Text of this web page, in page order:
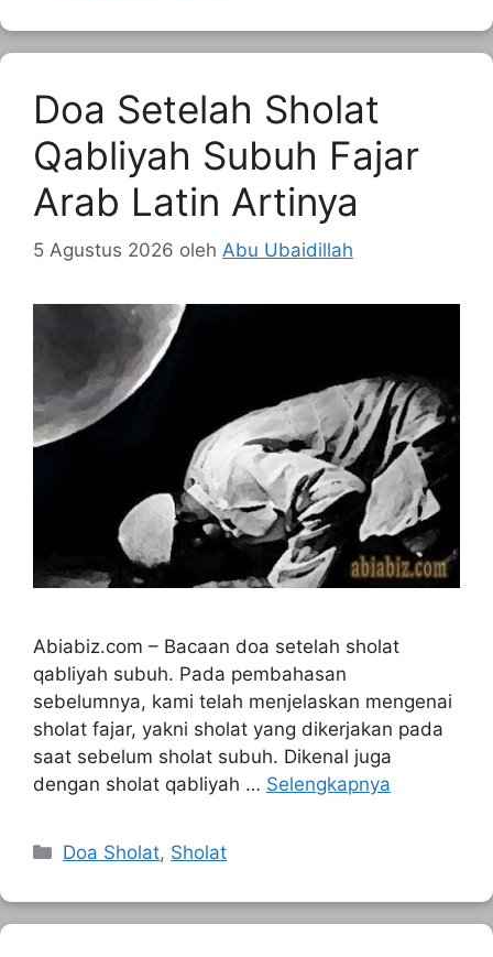
Doa Setelah Sholat
Qabliyah Subuh Fajar
Arab Latin Artinya
5 Agustus 2026 oleh Abu Ubaidillah
Abiabiz.com – Bacaan doa setelah sholat
qabliyah subuh. Pada pembahasan
sebelumnya, kami telah menjelaskan mengenai
sholat fajar, yakni sholat yang dikerjakan pada
saat sebelum sholat subuh. Dikenal juga
dengan sholat qabliyah … Selengkapnya
Kategori
Doa Sholat, Sholat